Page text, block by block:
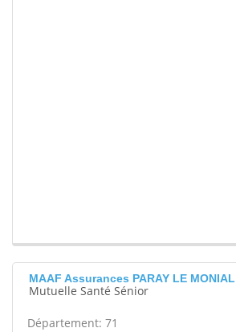
MAAF Assurances PARAY LE MONIAL
Mutuelle Santé Sénior
Département: 71